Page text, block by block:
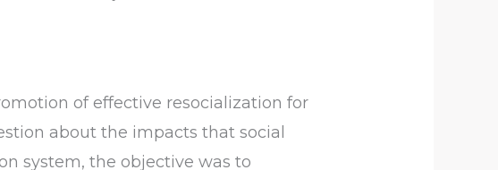
of effective resocialization for
about the impacts that social
system, the objective was to